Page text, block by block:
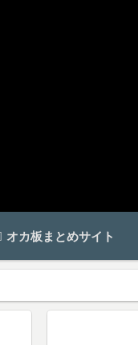
オカ板まとめサイト